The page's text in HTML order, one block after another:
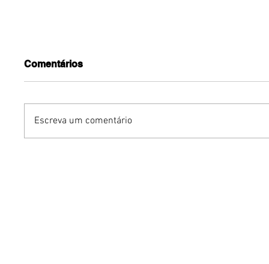
Comentários
Escreva um comentário